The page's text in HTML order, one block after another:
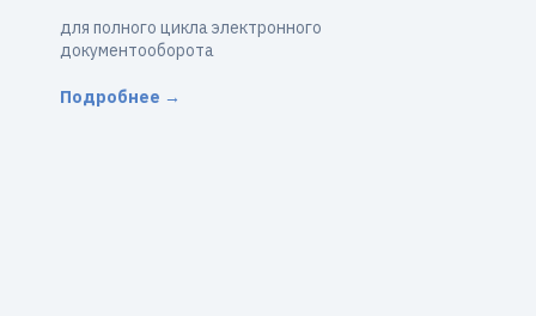
для полного цикла электронного
документооборота
Подробнее →